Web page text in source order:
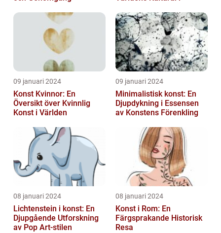
09 januari 2024
Konst Kvinnor: En
Översikt över Kvinnlig
Konst i Världen
09 januari 2024
Minimalistisk konst: En
Djupdykning i Essensen
av Konstens Förenkling
08 januari 2024
Lichtenstein i konst: En
Djupgående Utforskning
av Pop Art-stilen
08 januari 2024
Konst i Rom: En
Färgsprakande Historisk
Resa